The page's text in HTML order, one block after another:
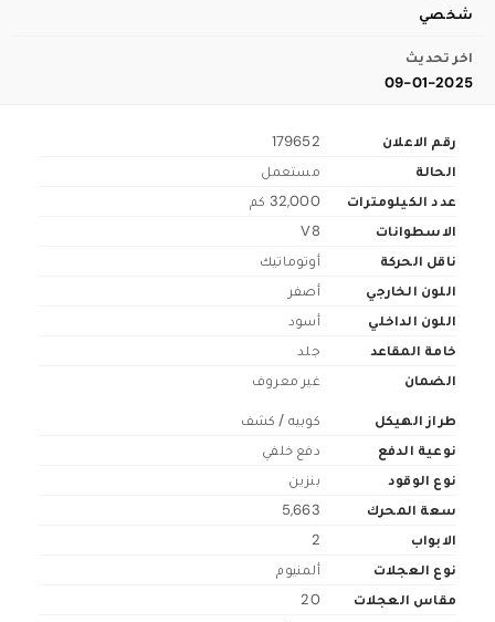
شخصي
اخر تحديث
09-01-2025
رقم الاعلان
179652
الحالة
مستعمل
عدد الكيلومترات
32,000 كم
الاسطوانات
V8
ناقل الحركة
أوتوماتيك
اللون الخارجي
أصفر
اللون الداخلي
أسود
خامة المقاعد
جلد
الضمان
غير معروف
طراز الهيكل
كوبيه / كشف
نوعية الدفع
دفع خلفي
نوع الوقود
بنزين
سعة المحرك
5,663
الابواب
2
نوع العجلات
ألمنيوم
مقاس العجلات
20